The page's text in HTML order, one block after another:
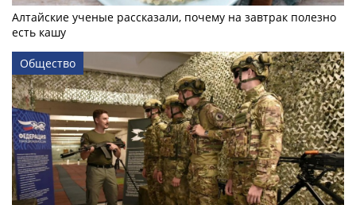
Алтайские ученые рассказали, почему на завтрак полезно
есть кашу
Общество